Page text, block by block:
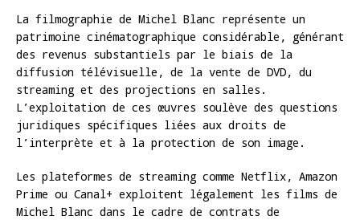
La filmographie de Michel Blanc représente un
patrimoine cinématographique considérable, générant
des revenus substantiels par le biais de la
diffusion télévisuelle, de la vente de DVD, du
streaming et des projections en salles.
L’exploitation de ces œuvres soulève des questions
juridiques spécifiques liées aux droits de
l’interprète et à la protection de son image.
Les plateformes de streaming comme Netflix, Amazon
Prime ou Canal+ exploitent légalement les films de
Michel Blanc dans le cadre de contrats de